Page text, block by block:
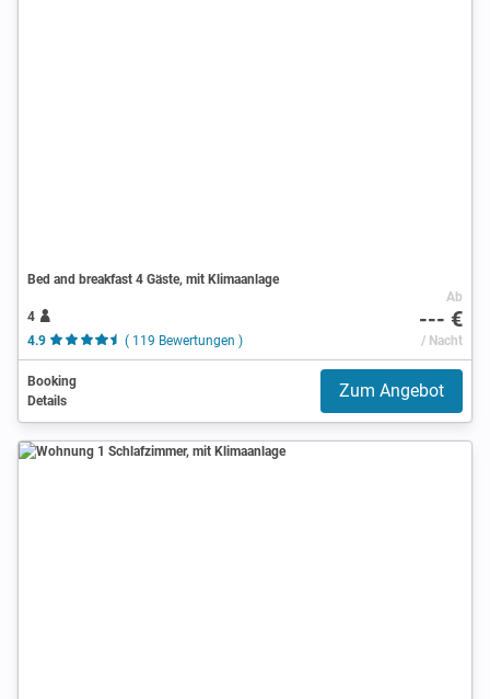
Bed and breakfast 4 Gäste, mit Klimaanlage
4
4.9
( 119 Bewertungen )
Ab
--- €
/ Nacht
Booking
Details
Zum Angebot